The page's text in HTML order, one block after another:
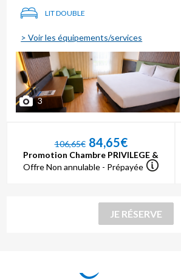
LIT DOUBLE
> Voir les équipements/services
3
106,65€ 84,65€
Promotion Chambre PRIVILEGE &
Offre Non annulable - Prépayée